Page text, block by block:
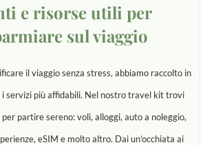
e risorse utili per
sul viaggio
il viaggio senza stress, abbiamo raccolto in
i servizi più affidabili. Nel nostro travel kit trovi
per partire sereno: voli, alloggi, auto a noleggio,
eSIM e molto altro. Dai un’occhiata ai